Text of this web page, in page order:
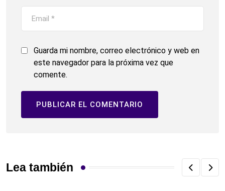
Guarda mi nombre, correo electrónico y web en
este navegador para la próxima vez que
comente.
Lea también